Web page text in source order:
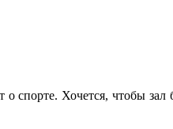
спорте. Хочется, чтобы